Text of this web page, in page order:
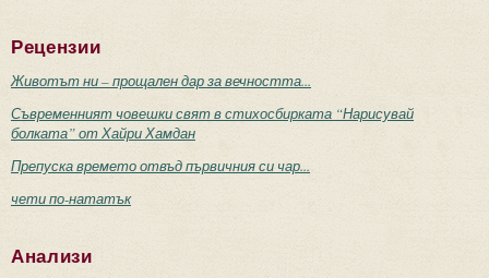
Рецензии
Животът ни – прощален дар за вечността...
Съвременният човешки свят в стихосбирката “Нарисувай
болката” от Хайри Хамдан
Препуска времето отвъд първичния си чар...
чети по-нататък
Анализи